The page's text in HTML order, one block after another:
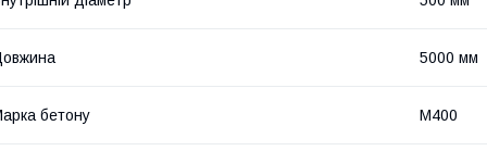
5000 мм
бетону М400